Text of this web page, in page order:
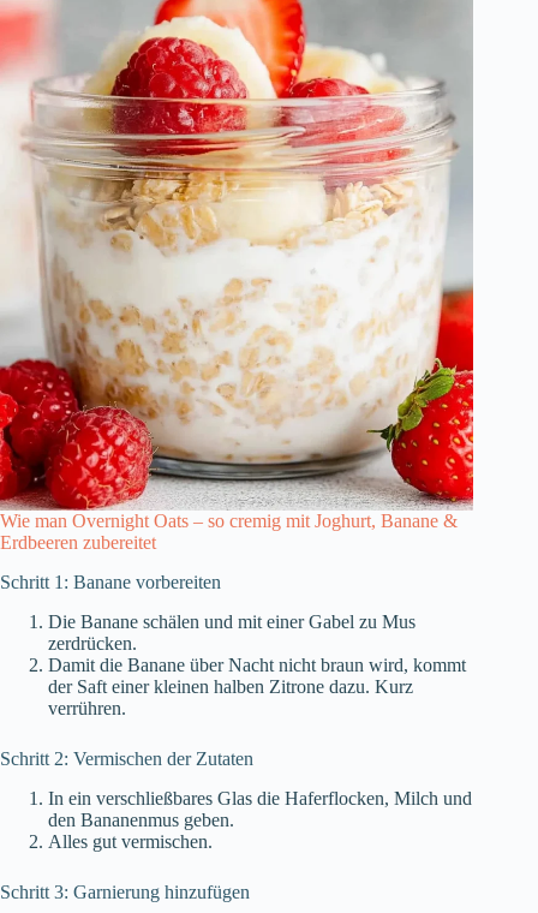
Wie man Overnight Oats – so cremig mit Joghurt, Banane &
Erdbeeren zubereitet
Schritt 1: Banane vorbereiten
Die Banane schälen und mit einer Gabel zu Mus
zerdrücken.
Damit die Banane über Nacht nicht braun wird, kommt
der Saft einer kleinen halben Zitrone dazu. Kurz
verrühren.
Schritt 2: Vermischen der Zutaten
In ein verschließbares Glas die Haferflocken, Milch und
den Bananenmus geben.
Alles gut vermischen.
Schritt 3: Garnierung hinzufügen